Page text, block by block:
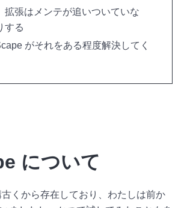
拡張はメンテが追いついていな
する
がそれをある程度解決してく
について
古くから存在しており、わたしは前か